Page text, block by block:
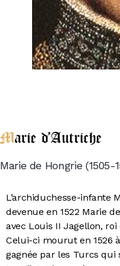
1589 le long des côtes
unifiée (42 navires
plus tard (1595) en
Marie d'Autriche
Marie de Hongrie (1505-
L’archiduchesse-infante
devenue en 1522 Marie
avec Louis II Jagellon,
Celui-ci mourut en 1526
gagnée par les Turcs qui